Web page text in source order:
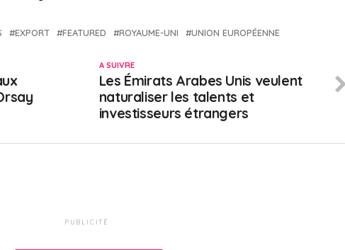
EXPORT FEATURED ROYAUME-UNI UNION EUROPÉENNE
A SUIVRE
Les Émirats Arabes Unis veulent
naturaliser les talents et
investisseurs étrangers
PUBLICITÉ